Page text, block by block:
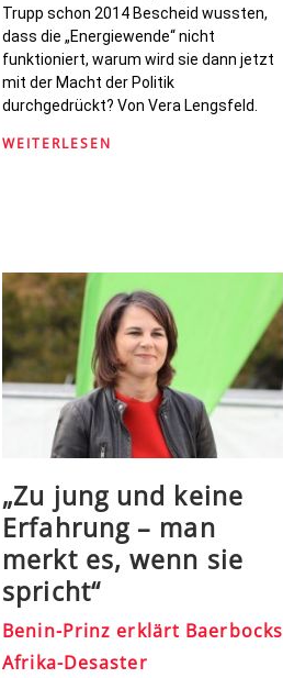
Trupp schon 2014 Bescheid wussten,
dass die „Energiewende“ nicht
funktioniert, warum wird sie dann jetzt
mit der Macht der Politik
durchgedrückt? Von Vera Lengsfeld.
WEITERLESEN
„Zu jung und keine
Erfahrung – man
merkt es, wenn sie
spricht“
Benin-Prinz erklärt Baerbocks
Afrika-Desaster